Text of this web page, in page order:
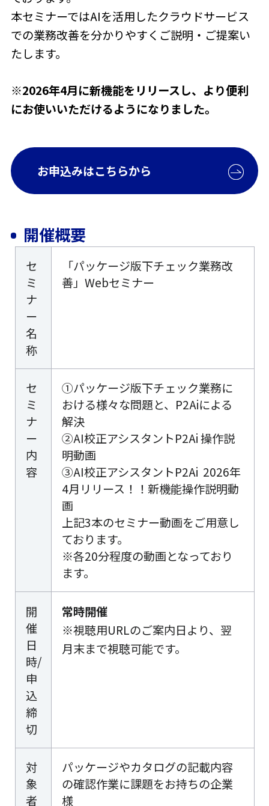
本セミナーではAIを活用したクラウドサービス
での業務改善を分かりやすくご説明・ご提案い
たします。
※2026年4月に新機能をリリースし、より便利
にお使いいただけるようになりました。
お申込みはこちらから
開催概要
セ
ミ
ナ
ー
名
称
「パッケージ版下チェック業務改
善」Webセミナー
セ
ミ
ナ
ー
内
容
①パッケージ版下チェック業務に
おける様々な問題と、P2Aiによる
解決
②AI校正アシスタントP2Ai 操作説
明動画
③AI校正アシスタントP2Ai 2026年
4月リリース！！新機能操作説明動
画
上記3本のセミナー動画をご用意し
ております。
※各20分程度の動画となっており
ます。
開
催
日
時/
申
込
締
切
常時開催
※視聴用URLのご案内日より、翌
月末まで視聴可能です。
対
象
者
パッケージやカタログの記載内容
の確認作業に課題をお持ちの企業
様